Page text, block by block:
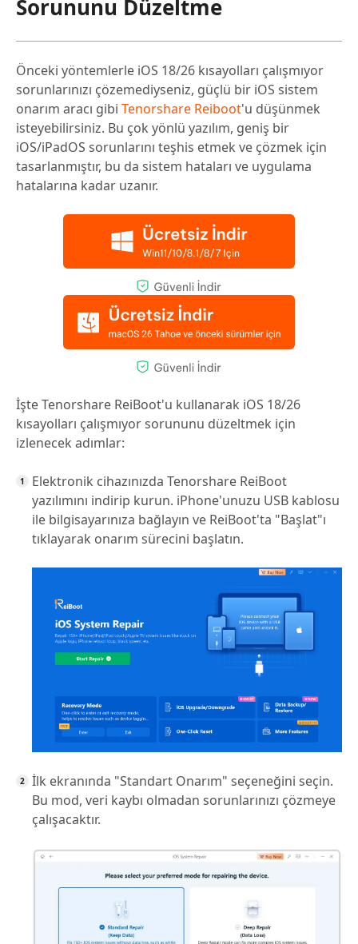
Sorununu Düzeltme
Önceki yöntemlerle iOS 18/26 kısayolları çalışmıyor
sorunlarınızı çözemediyseniz, güçlü bir iOS sistem
onarım aracı gibi Tenorshare Reiboot'u düşünmek
isteyebilirsiniz. Bu çok yönlü yazılım, geniş bir
iOS/iPadOS sorunlarını teşhis etmek ve çözmek için
tasarlanmıştır, bu da sistem hataları ve uygulama
hatalarına kadar uzanır.
İşte Tenorshare ReiBoot'u kullanarak iOS 18/26
kısayolları çalışmıyor sorununu düzeltmek için
izlenecek adımlar:
Elektronik cihazınızda Tenorshare ReiBoot
yazılımını indirip kurun. iPhone'unuzu USB kablosu
ile bilgisayarınıza bağlayın ve ReiBoot'ta "Başlat"ı
tıklayarak onarım sürecini başlatın.
İlk ekranında "Standart Onarım" seçeneğini seçin.
Bu mod, veri kaybı olmadan sorunlarınızı çözmeye
çalışacaktır.